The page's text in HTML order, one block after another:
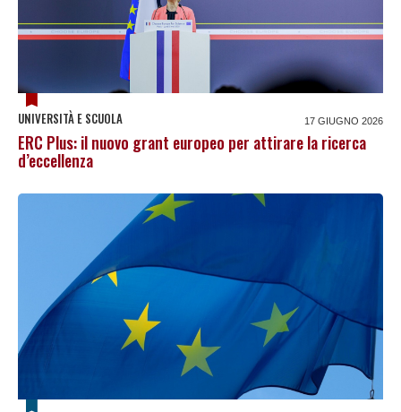
UNIVERSITÀ E SCUOLA 17 GIUGNO 2026
ERC Plus: il nuovo grant europeo per attirare la ricerca
d’eccellenza